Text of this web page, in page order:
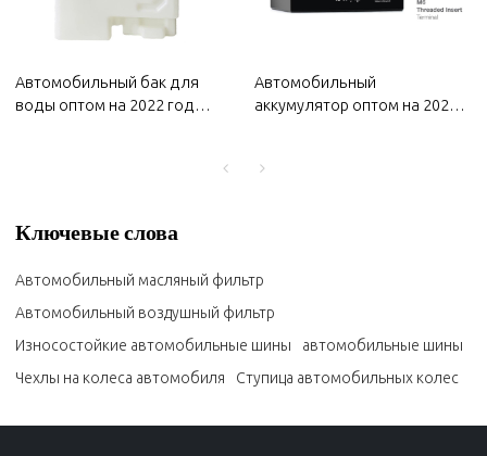
Автомобильный бак для
воды оптом на 2022 год
герметизация | Автозапчасти
Автомобильный
аккумулятор оптом на 2022
Автозапчасти для Bestune
Ключевые слова
Автомобильный масляный фильтр
Автомобильный воздушный фильтр
Износостойкие автомобильные шины
автомобильные шины
Чехлы на колеса автомобиля
Ступица автомобильных колес